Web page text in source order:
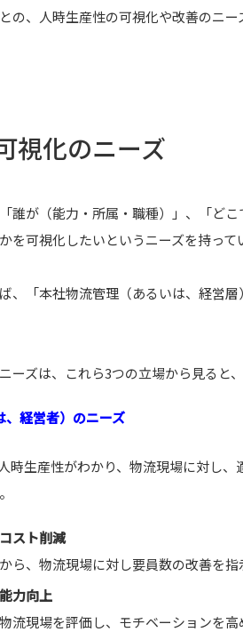
の、人時生産性の可視化や改善のニー
視化のニーズ
誰が（能力・所属・職種）」、「ど
を可視化したいというニーズを持って
、「本社物流管理（あるいは、経営
ーズは、これら3つの立場から見ると
、経営者）のニーズ
時生産性がわかり、物流現場に対し、
スト削減
ら、物流現場に対し要員数の改善を
力向上
流現場を評価し、モチベーションを